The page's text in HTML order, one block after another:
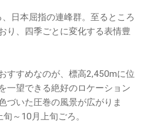
日本屈指の連峰群。至るところ
り、四季ごとに変化する表情豊
すすめなのが、標高2,450mに位
一望できる絶好のロケーション
づいた圧巻の風景が広がりま
～10月上旬ごろ。